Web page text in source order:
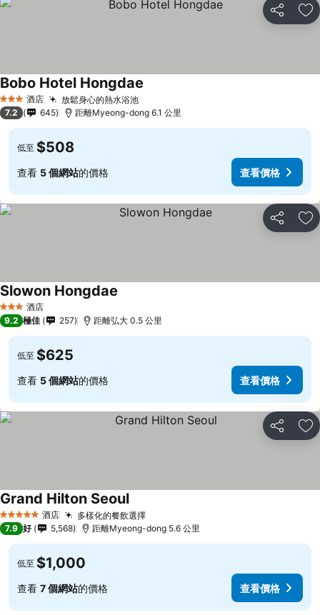
分享 放
3 星級 酒店 放鬆身心的熱水浴池
Bobo Hotel Hongdae
7.2 645 距離Myeong-dong 6.1 公里
低至 $508
查看 5 個網站的價格 查看價格
分享 放
3 星級 酒店
Slowon Hongdae
9.2 極佳 257 距離弘大 0.5 公里
低至 $625
查看 5 個網站的價格 查看價格
分享 放
5 星級 酒店 多樣化的餐飲選擇
Grand Hilton Seoul
7.9 好 5,568 距離Myeong-dong 5.6 公里
低至 $1,000
查看 7 個網站的價格 查看價格